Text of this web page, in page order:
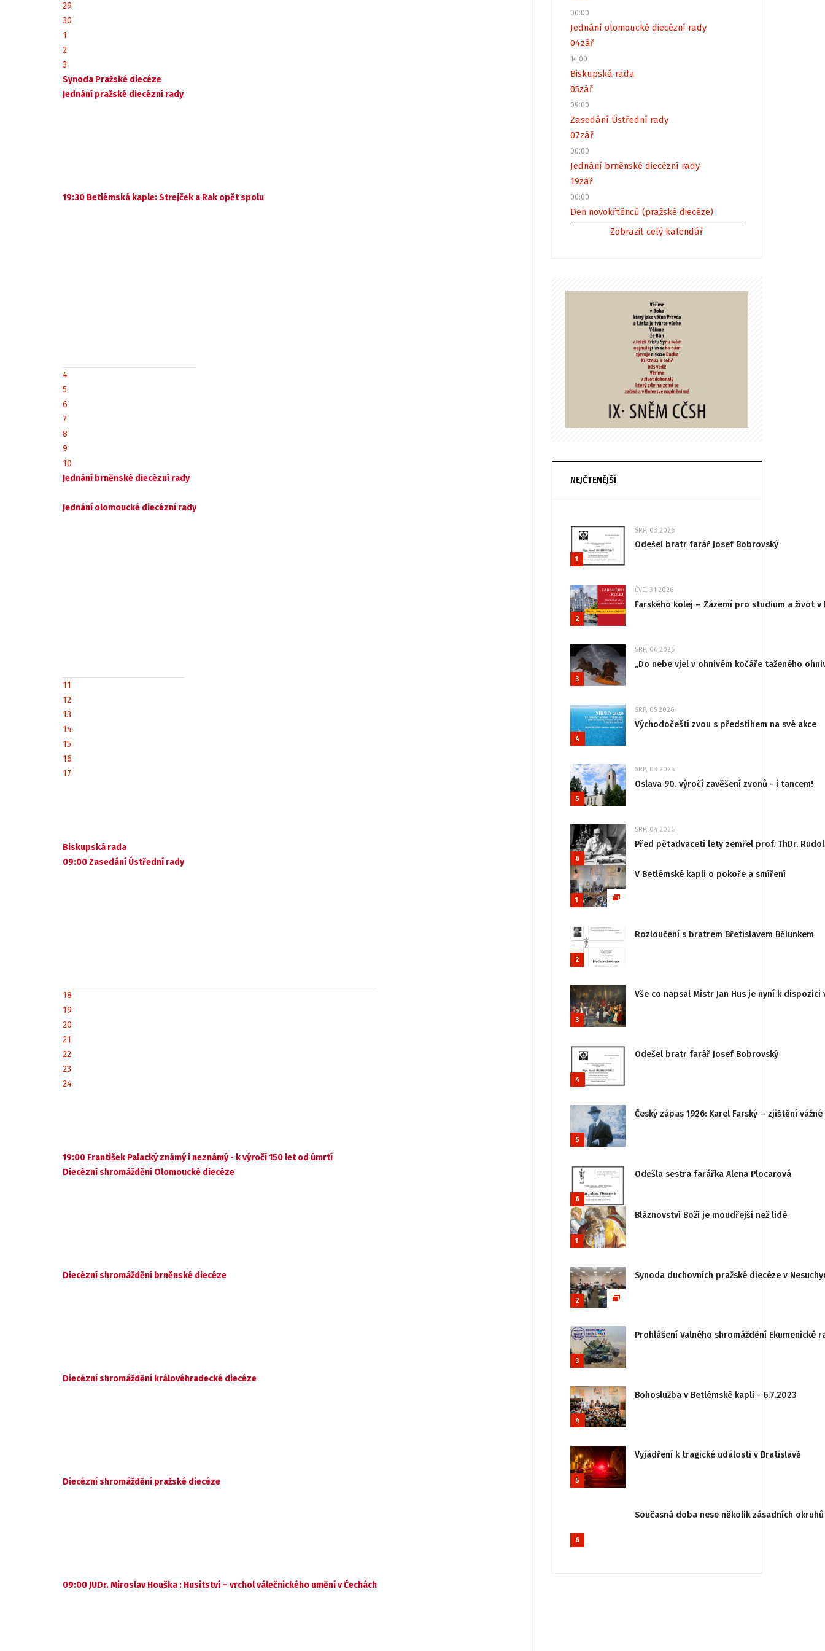
29
30
1
2
3
Synoda Pražské diecéze
Jednání pražské diecézní rady
19:30 Betlémská kaple: Strejček a Rak opět spolu
4
5
6
7
8
9
10
Jednání brněnské diecézní rady
Jednání olomoucké diecézní rady
11
12
13
14
15
16
17
Biskupská rada
09:00 Zasedání Ústřední rady
18
19
20
21
22
23
24
19:00 František Palacký známý i neznámý - k výročí 150 let od úmrtí
Diecézní shromáždění Olomoucké diecéze
Diecézní shromáždění brněnské diecéze
Diecézní shromáždění královéhradecké diecéze
Diecézní shromáždění pražské diecéze
09:00 JUDr. Miroslav Houška : Husitství – vrchol válečnického umění v Čechách
00:00
Jednání olomoucké diecézní rady
04zář
14:00
Biskupská rada
05zář
09:00
Zasedání Ústřední rady
07zář
00:00
Jednání brněnské diecézní rady
19zář
00:00
Den novokřtěnců (pražské diecéze)
Zobrazit celý kalendář
NEJČTENĚJŠÍ
1
SRP, 03 2026
Odešel bratr farář Josef Bobrovský
2
ČVC, 31 2026
Farského kolej – Zázemí pro studium a život v
3
SRP, 06 2026
„Do nebe vjel v ohnivém kočáře taženého
4
SRP, 05 2026
Východočeští zvou s předstihem na své akce
5
SRP, 03 2026
Oslava 90. výročí zavěšení zvonů - i tancem!
6
SRP, 04 2026
Před pětadvaceti lety zemřel prof. ThDr.
1
V Betlémské kapli o pokoře a smíření
2
Rozloučení s bratrem Břetislavem Bělunkem
3
Vše co napsal Mistr Jan Hus je nyní k
4
Odešel bratr farář Josef Bobrovský
5
Český zápas 1926: Karel Farský – zjištění
6
Odešla sestra farářka Alena Plocarová
1
Bláznovství Boží je moudřejší než lidé
2
Synoda duchovních pražské diecéze v
3
Prohlášení Valného shromáždění
4
Bohoslužba v Betlémské kapli - 6.7.2023
5
Vyjádření k tragické události v Bratislavě
6
Současná doba nese několik zásadních